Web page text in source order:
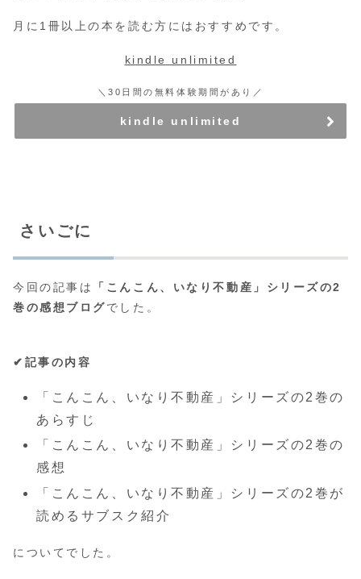
月に1冊以上の本を読む方にはおすすめです。
kindle unlimited
＼30日間の無料体験期間があり／
kindle unlimited
さいごに
今回の記事は
「こんこん、いなり不動産」シリーズの2
巻の感想ブログでした。
✔︎記事の内容
「こんこん、いなり不動産」シリーズの2巻の
あらすじ
「こんこん、いなり不動産」シリーズの2巻の
感想
「こんこん、いなり不動産」シリーズの2巻が
読めるサブスク紹介
についてでした。